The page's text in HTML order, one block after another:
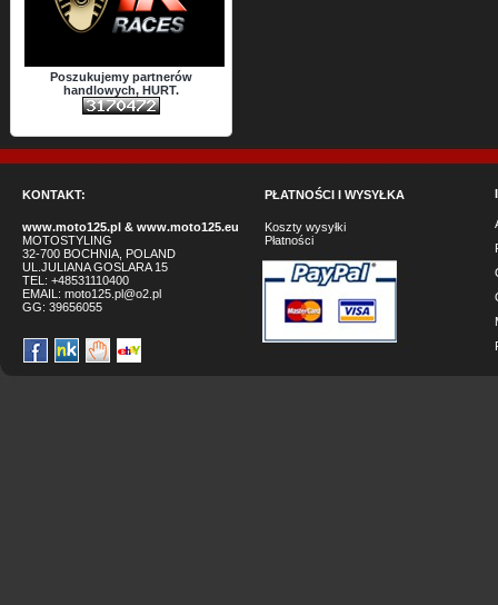
Poszukujemy partnerów
handlowych, HURT.
KONTAKT:
www.moto125.pl & www.moto125.eu
MOTOSTYLING
32-700 BOCHNIA, POLAND
UL.JULIANA GOSLARA 15
TEL: +48531110400
EMAIL: moto125.pl@o2.pl
GG: 39656055
PŁATNOŚCI I WYSYŁKA
Koszty wysyłki
Płatności